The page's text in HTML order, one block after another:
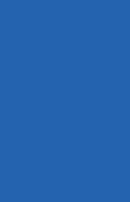
derselben
Eintritt in den